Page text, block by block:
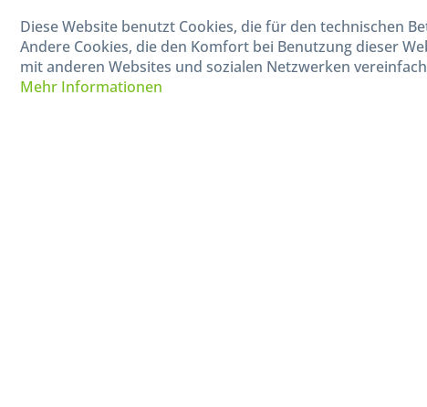
040-880 99 770
Mo-Fr, 09:00 - 15:00 Uhr
Diese Website benutzt Cookies, die für den technischen
Andere Cookies, die den Komfort bei Benutzung dieser
mit anderen Websites und sozialen Netzwerken
Mehr Informationen